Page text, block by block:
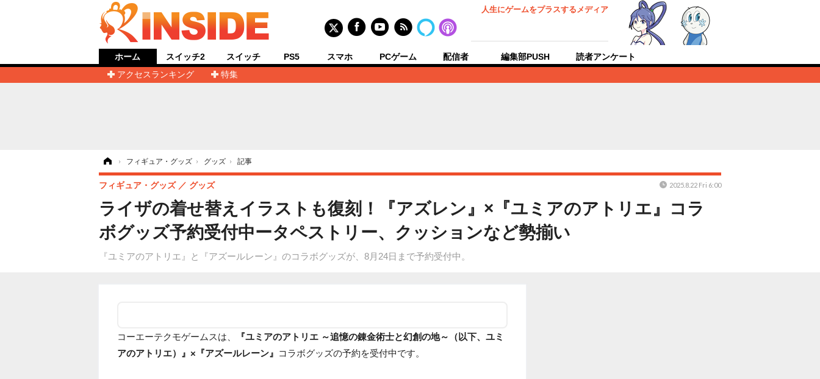
人生にゲームをプラスするメディア
ホーム
アクセスランキング
特集
スイッチ2 スイッチ PS5 スマホ PCゲーム 配信者 編集部PUSH 読者アンケート
› フィギュア・グッズ › グッズ › 記事
ライザの着せ替えイラストも復刻！『アズレン』×『ユミアのアトリエ』コラ
ボグッズ予約受付中ータペストリー、クッションなど勢揃い
『ユミアのアトリエ』と『アズールレーン』のコラボグッズが、8月24日まで予約受付中。
フィギュア・グッズ グッズ 2025.8.22 Fri 6:00
コーエーテクモゲームスは、
『ユミアのアトリエ ～追憶の錬金術士と幻創の地～（以下、ユミ
アのアトリエ）』×『アズールレーン』 コラボグッズの予約を受付中です。